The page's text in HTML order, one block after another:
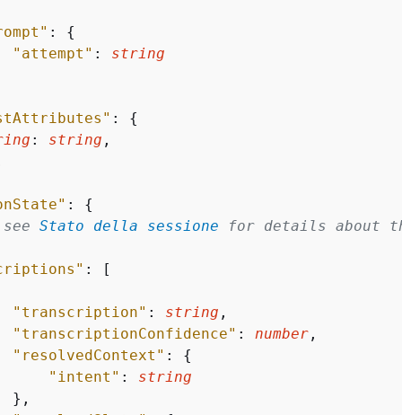
: {
"attempt" : string
: {
: string ,
: {
Stato della sessione for details about
: [
"transcription" : string ,
"transcriptionConfidence" : number ,
"resolvedContext" : {
"intent" : string
},